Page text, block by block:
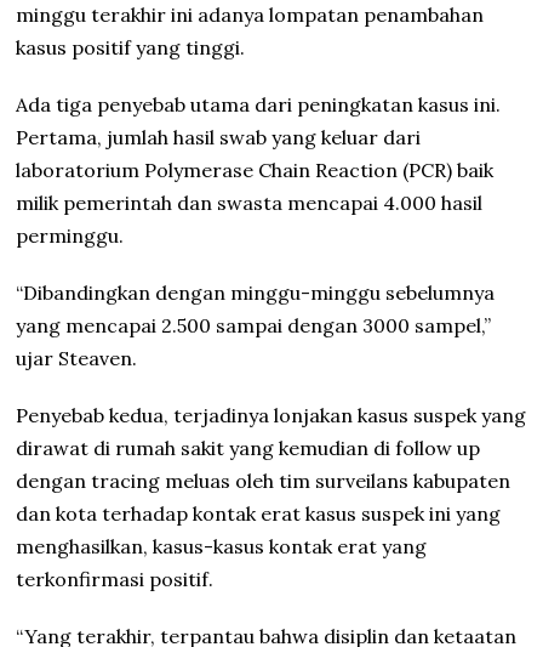
minggu terakhir ini adanya lompatan penambahan
kasus positif yang tinggi.
Ada tiga penyebab utama dari peningkatan kasus ini.
Pertama, jumlah hasil swab yang keluar dari
laboratorium Polymerase Chain Reaction (PCR) baik
milik pemerintah dan swasta mencapai 4.000 hasil
perminggu.
“Dibandingkan dengan minggu-minggu sebelumnya
yang mencapai 2.500 sampai dengan 3000 sampel,”
ujar Steaven.
Penyebab kedua, terjadinya lonjakan kasus suspek yang
dirawat di rumah sakit yang kemudian di follow up
dengan tracing meluas oleh tim surveilans kabupaten
dan kota terhadap kontak erat kasus suspek ini yang
menghasilkan, kasus-kasus kontak erat yang
terkonfirmasi positif.
“Yang terakhir, terpantau bahwa disiplin dan ketaatan